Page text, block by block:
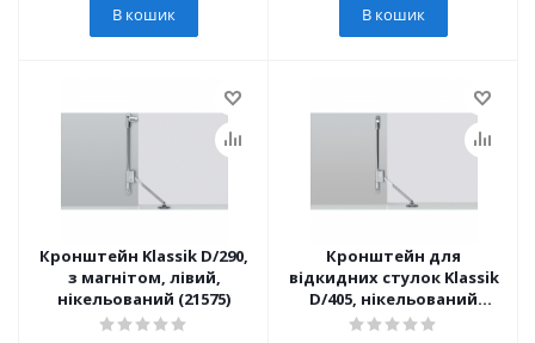
В кошик В кошик
Кронштейн Klassik D/290,
з магнітом, лівий,
нікельований (21575)
Кронштейн для
відкидних стулок Klassik
D/405, нікельований
(20866)